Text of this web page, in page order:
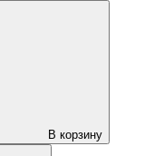
В корзину